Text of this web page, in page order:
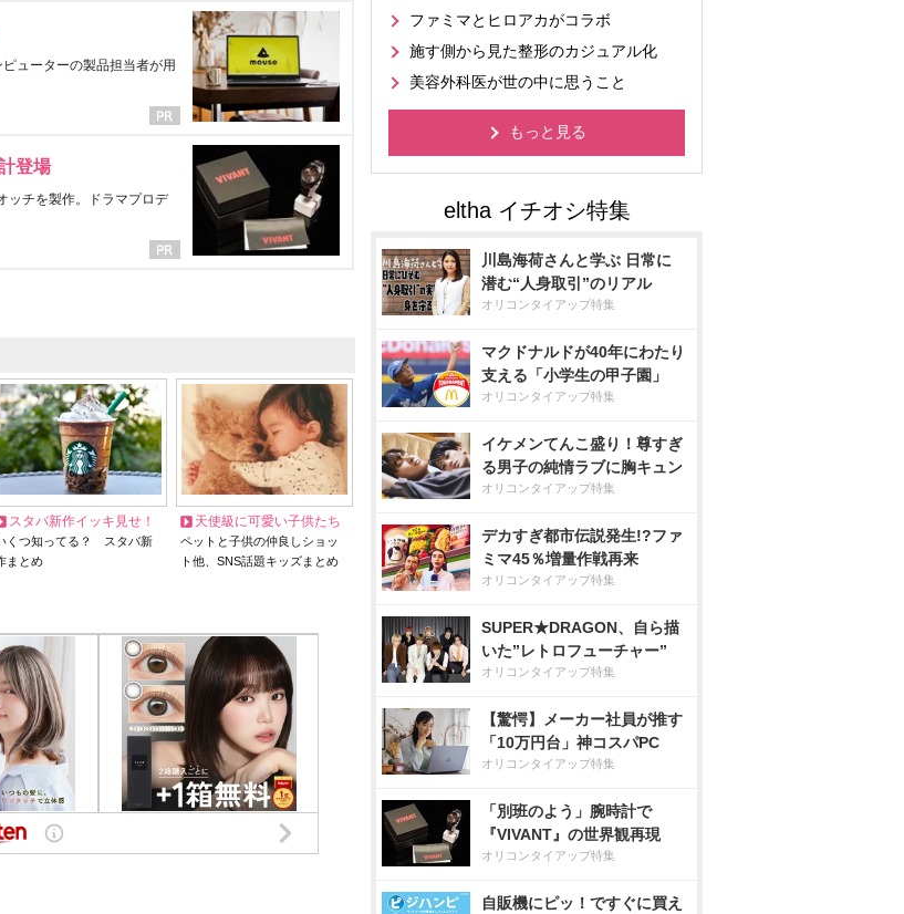
ューターの製品担当者が用
登場
ッチを製作。ドラマプロデ
スタバ新作イッキ見せ！
くつ知ってる？ スタバ新
まとめ
天使級に可愛い子供たち
ペットと子供の仲良しショッ
ト他、SNS話題キッズまとめ
ファミマとヒロアカがコラボ
施す側から見た整形のカジュアル化
美容外科医が世の中に思うこと
もっと見る
川島海荷さんと学ぶ 日常に
潜む“人身取引”のリアル
オリコンタイアップ特集
マクドナルドが40年にわたり
支える「小学生の甲子園」
オリコンタイアップ特集
イケメンてんこ盛り！尊すぎ
る男子の純情ラブに胸キュン
オリコンタイアップ特集
デカすぎ都市伝説発生!?ファ
ミマ45％増量作戦再来
オリコンタイアップ特集
SUPER★DRAGON、自ら描
いた”レトロフューチャー”
オリコンタイアップ特集
【驚愕】メーカー社員が推す
「10万円台」神コスパPC
オリコンタイアップ特集
「別班のよう」腕時計で
『VIVANT』の世界観再現
オリコンタイアップ特集
自販機にピッ！ですぐに買え